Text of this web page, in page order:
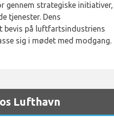
gennem strategiske initiativer,
tjenester. Dens
bevis på luftfartsindustriens
sig i mødet med modgang.
Lufthavn